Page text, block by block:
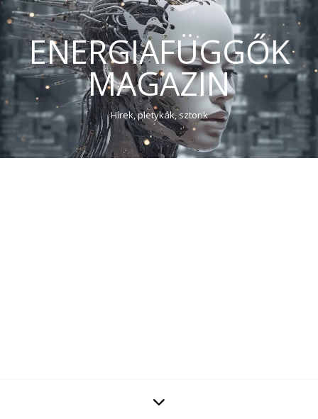
ENERGIAFÜGGŐK
MAGAZIN
Hírek, pletykák, sztorik